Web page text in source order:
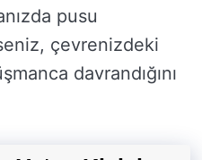
pusu
çevrenizdeki
davrandığını